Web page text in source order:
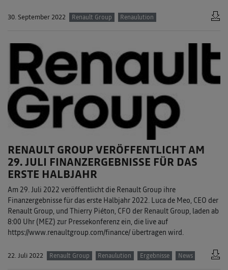
30. September 2022 Renault Group Renaulution
RENAULT GROUP VERÖFFENTLICHT AM
29. JULI FINANZERGEBNISSE FÜR DAS
ERSTE HALBJAHR
Am 29. Juli 2022 veröffentlicht die Renault Group ihre
Finanzergebnisse für das erste Halbjahr 2022. Luca de Meo, CEO der
Renault Group, und Thierry Piéton, CFO der Renault Group, laden ab
8:00 Uhr (MEZ) zur Pressekonferenz ein, die live auf
https://www.renaultgroup.com/finance/ übertragen wird.
22. Juli 2022 Renault Group Renaulution Ergebnisse News